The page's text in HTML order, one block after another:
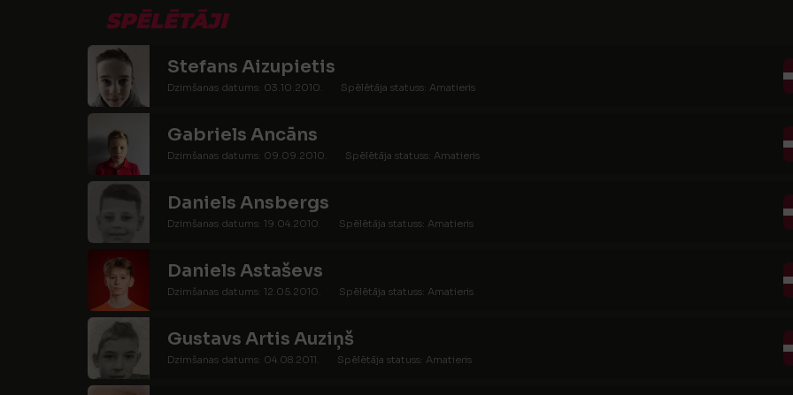
SPĒLĒTĀJI
Stefans Aizupietis
Dzimšanas datums: 03.10.2010. Spēlētāja statuss: Amatieris
Gabriels Ancāns
Dzimšanas datums: 09.09.2010. Spēlētāja statuss: Amatieris
Daniels Ansbergs
Dzimšanas datums: 19.04.2010. Spēlētāja statuss: Amatieris
Daniels Astaševs
Dzimšanas datums: 12.05.2010. Spēlētāja statuss: Amatieris
Gustavs Artis Auziņš
Dzimšanas datums: 04.08.2011. Spēlētāja statuss: Amatieris